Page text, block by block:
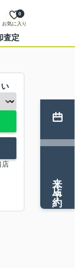
お気に入り
0
査定
店
来店予約